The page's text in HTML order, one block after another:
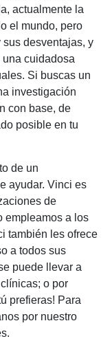
actualmente la
el mundo, pero
desventajas, y
cuidadosa
Si buscas un
investigación
con base, de
posible en tu
de un
ayudar. Vinci es
de
empleamos a los
también les ofrece
a todos sus
puede llevar a
o por
prefieras! Para
por nuestro